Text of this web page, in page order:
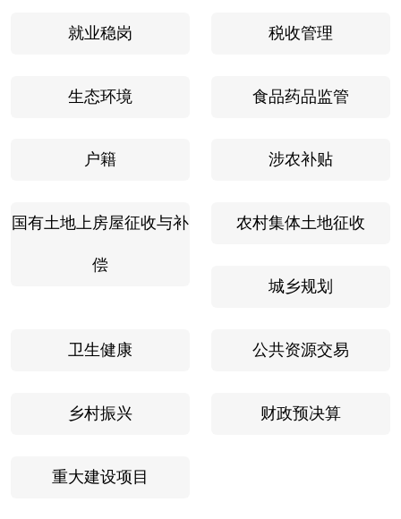
就业稳岗 税收管理
生态环境 食品药品监管
户籍 涉农补贴
国有土地上房屋征收与补
偿
农村集体土地征收
城乡规划
卫生健康 公共资源交易
乡村振兴 财政预决算
重大建设项目